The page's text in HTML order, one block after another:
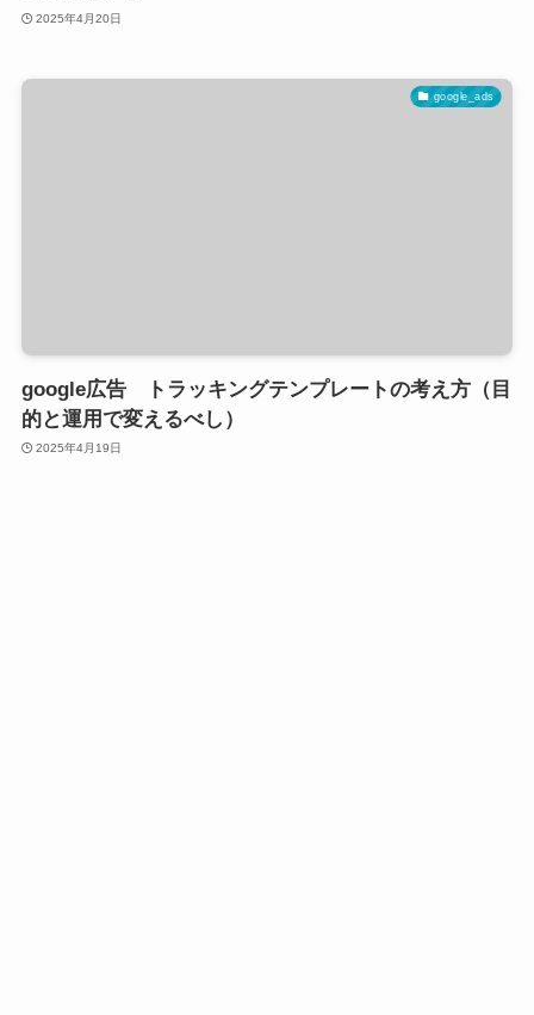
2025年4月20日
google_ads
google広告 トラッキングテンプレートの考え方（目
的と運用で変えるべし）
2025年4月19日